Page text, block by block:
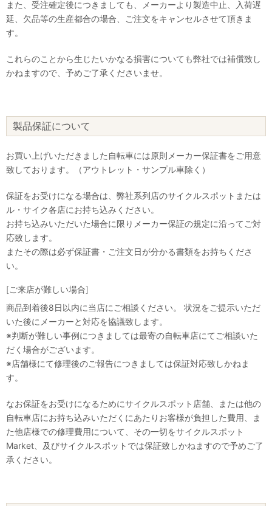
また、受注確定後につきましても、メーカーより製造中止、入荷遅
延、欠品等の生産都合の場合、ご注文をキャンセルさせて頂きま
す。
これらのことから生じたいかなる損害についても弊社では補償致し
かねますので、予めご了承くださいませ。
製品保証について
お買い上げいただきました自転車には原則メーカー保証書をご用意
致しております。（アウトレット・サンプル車除く）
保証をお受けになる場合は、弊社系列店のサイクルスポットまたは
ル・サイク各店にお持ち込みください。
お持ち込みいただいた場合に限りメーカー保証の規定に沿ってご対
応致します。
またその際は必ず保証書・ご注文日が分かる書類をお持ちくださ
い。
[ご来店が難しい場合]
商品到着後8日以内に当店にご相談ください。 状況をご提示いただ
いた後にメーカーと対応を協議致します。
※判断が難しい事例につきましては最寄の自転車店にてご相談いた
だく場合がございます。
※店舗様にて修理後のご報告につきましては保証対応致しかねま
す。
なお保証をお受けになるためにサイクルスポット店舗、または他の
自転車店にお持ち込みいただくにあたりお客様が負担した費用、ま
た他店様での修理費用について、その一切をサイクルスポット
Market、及びサイクルスポットでは保証致しかねますので予めご了
承ください。